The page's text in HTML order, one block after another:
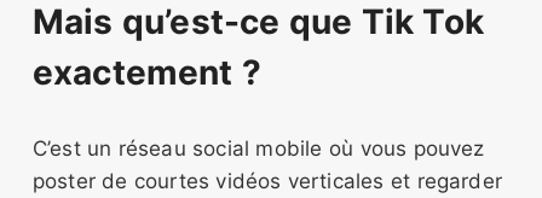
Mais qu’est-ce que Tik Tok
exactement ?
C’est un réseau social mobile où vous pouvez
poster de courtes vidéos verticales et regarder